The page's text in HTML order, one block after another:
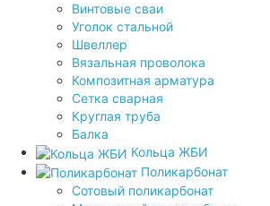
Винтовые сваи
Уголок стальной
Швеллер
Вязальная проволока
Композитная арматура
Сетка сварная
Круглая труба
Балка
Кольца ЖБИ
Поликарбонат
Сотовый поликарбонат